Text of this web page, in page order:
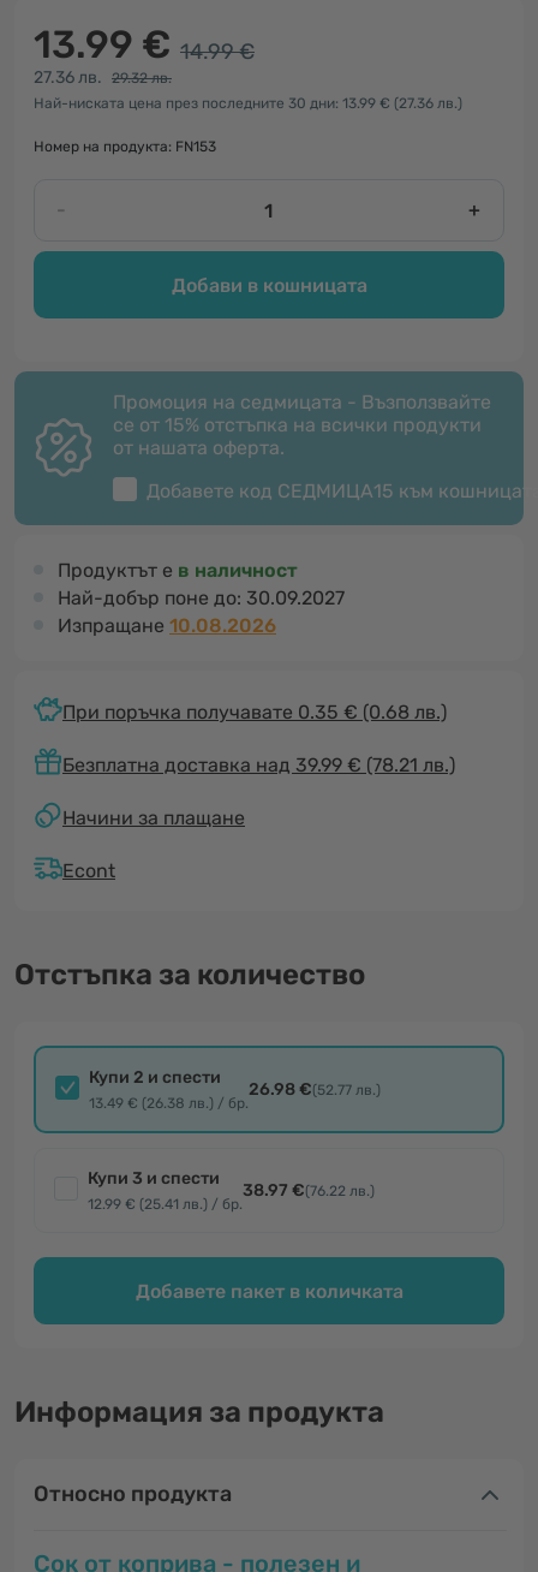
13.99 € 14.99 €
27.36 лв.
29.32 лв.
Най-ниската цена през последните 30 дни: 13.99 € (27.36 лв.)
Номер на продукта: FN153
- +
Добави в кошницата
Промоция на седмицата - Възползвайте
се от 15% отстъпка на всички продукти
от нашата оферта.
Добавете код СЕДМИЦА15 към
Продуктът е в наличност
Най-добър поне до: 30.09.2027
Изпращане 10.08.2026
При поръчка получавате 0.35 € (0.68 лв.)
Безплатна доставка над 39.99 € (78.21 лв.)
Начини за плащане
Econt
Отстъпка за количество
Купи 2 и спести
13.49 € (26.38 лв.) / бр.
26.98 €(52.77 лв.)
Купи 3 и спести
12.99 € (25.41 лв.) / бр.
38.97 €(76.22 лв.)
Добавете пакет в количката
Информация за продукта
Относно продукта
Сок от коприва - полезен и